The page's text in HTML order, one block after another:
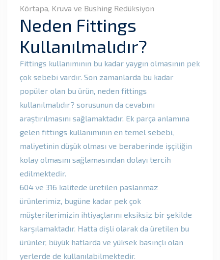
Körtapa, Kruva ve Bushing Redüksiyon
Neden Fittings
Kullanılmalıdır?
Fittings kullanımının bu kadar yaygın olmasının pek
çok sebebi vardır. Son zamanlarda bu kadar
popüler olan bu ürün, neden fittings
kullanılmalıdır? sorusunun da cevabını
araştırılmasını sağlamaktadır. Ek parça anlamına
gelen fittings kullanımının en temel sebebi,
maliyetinin düşük olması ve beraberinde işçiliğin
kolay olmasını sağlamasından dolayı tercih
edilmektedir.
604 ve 316 kalitede üretilen paslanmaz
ürünlerimiz, bugüne kadar pek çok
müşterilerimizin ihtiyaçlarını eksiksiz bir şekilde
karşılamaktadır. Hatta dişli olarak da üretilen bu
ürünler, büyük hatlarda ve yüksek basınçlı olan
yerlerde de kullanılabilmektedir.